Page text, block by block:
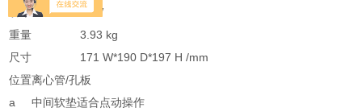
功率
40W
重量
3.93 kg
尺寸
171 W*190 D*197 H /mm
位置离心管/孔板
a
中间软垫适合点动操作